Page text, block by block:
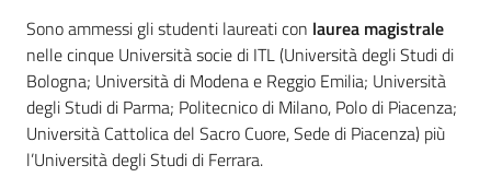
Sono ammessi gli studenti laureati con laurea magistrale
nelle cinque Università socie di ITL (Università degli Studi di
Bologna; Università di Modena e Reggio Emilia; Università
degli Studi di Parma; Politecnico di Milano, Polo di Piacenza;
Università Cattolica del Sacro Cuore, Sede di Piacenza) più
l’Università degli Studi di Ferrara.